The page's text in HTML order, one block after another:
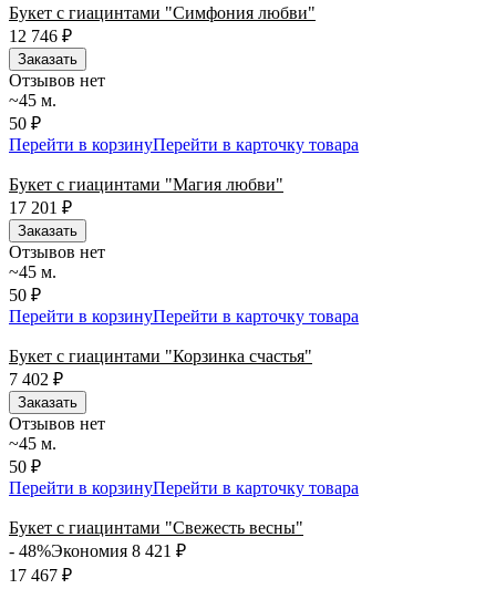
Букет с гиацинтами "Симфония любви"
12 746 ₽
Заказать
Отзывов нет
~45 м.
50 ₽
Перейти в корзинуПерейти в карточку товара
Букет с гиацинтами "Магия любви"
17 201
₽
Заказать
Отзывов нет
~45 м.
50 ₽
Перейти в корзинуПерейти в карточку товара
Букет с гиацинтами "Корзинка счастья"
7 402 ₽
Заказать
Отзывов нет
~45 м.
50 ₽
Перейти в корзинуПерейти в карточку товара
Букет с гиацинтами "Свежесть весны"
- 48%Экономия 8 421 ₽
17 467 ₽